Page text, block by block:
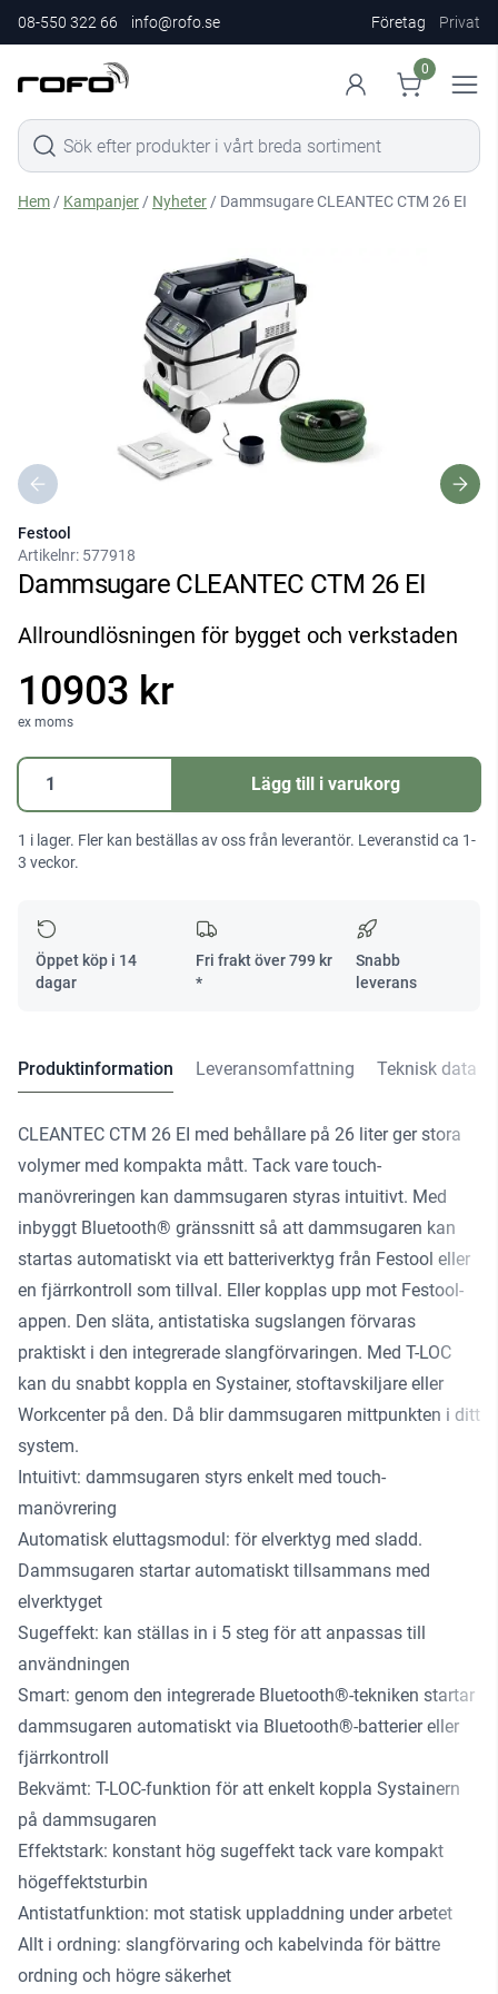
08-550 322 66 info@rofo.se Företag Privat
0
Hem / Kampanjer / Nyheter / Dammsugare CLEANTEC CTM 26 EI
Festool
Artikelnr: 577918
Dammsugare CLEANTEC CTM 26 EI
Allroundlösningen för bygget och verkstaden
10903 kr
ex moms
Dammsugare
CLEANTEC
26
Lägg till i varukorg
1 i lager. Fler kan beställas av oss från leverantör. Leveranstid ca 1-
3 veckor.
Öppet köp i 14
dagar
Fri frakt över799 kr
*
Snabb
leverans
Produktinformation Leveransomfattning Teknisk data
CLEANTEC CTM 26 EI med behållare på 26 liter ger stora
volymer med kompakta mått. Tack vare touch-
manövreringen kan dammsugaren styras intuitivt. Med
inbyggt Bluetooth® gränssnitt så att dammsugaren kan
startas automatiskt via ett batteriverktyg från Festool eller
en fjärrkontroll som tillval. Eller kopplas upp mot Festool-
appen. Den släta, antistatiska sugslangen förvaras
praktiskt i den integrerade slangförvaringen. Med T-LOC
kan du snabbt koppla en Systainer, stoftavskiljare eller
Workcenter på den. Då blir dammsugaren mittpunkten i ditt
system.
Intuitivt: dammsugaren styrs enkelt med touch-
manövrering
Automatisk eluttagsmodul: för elverktyg med sladd.
Dammsugaren startar automatiskt tillsammans med
elverktyget
Sugeffekt: kan ställas in i 5 steg för att anpassas till
användningen
Smart: genom den integrerade Bluetooth®-tekniken startar
dammsugaren automatiskt via Bluetooth®-batterier eller
fjärrkontroll
Bekvämt: T-LOC-funktion för att enkelt koppla Systainern
på dammsugaren
Effektstark: konstant hög sugeffekt tack vare kompakt
högeffektsturbin
Antistatfunktion: mot statisk uppladdning under arbetet
Allt i ordning: slangförvaring och kabelvinda för bättre
ordning och högre säkerhet